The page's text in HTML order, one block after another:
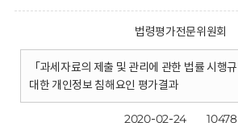
법령평가전문위원회
「과세자료의 제출 및 관리에 관한 법률 시행
대한 개인정보 침해요인 평가결과
2020-02-24 10478